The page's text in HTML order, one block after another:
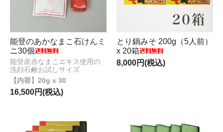
能登のあかなまこ石けんミ
ニ30個
能登産赤なまこエキス使用の
洗顔石鹸お試しサイズ
20g x 30
16,500円(税込)
とり鍋みそ 200g（5人前）
x 20箱
8,000円(税込)